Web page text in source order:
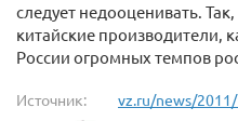
следует недооценивать.
китайские производители,
России огромных темпов
Источник: vz.ru/news/